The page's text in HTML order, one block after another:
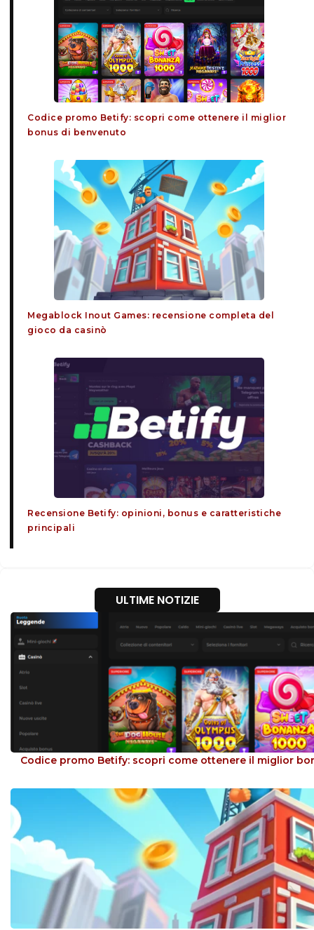
Codice promo Betify: scopri come ottenere il miglior
bonus di benvenuto
Megablock Inout Games: recensione completa del
gioco da casinò
Recensione Betify: opinioni, bonus e caratteristiche
principali
ULTIME NOTIZIE
Codice promo Betify: scopri come ottenere il miglior